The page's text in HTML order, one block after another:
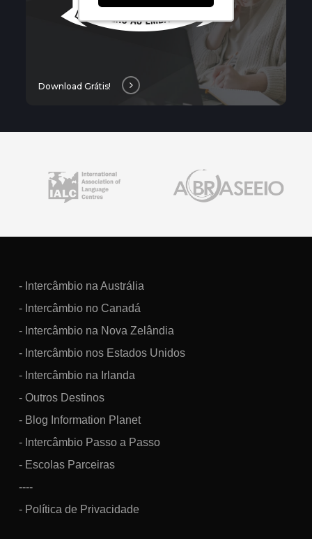
Download Grátis!
- Intercâmbio na Austrália
- Intercâmbio no Canadá
- Intercâmbio na Nova Zelândia
- Intercâmbio nos Estados Unidos
- Intercâmbio na Irlanda
- Outros Destinos
- Blog Information Planet
- Intercâmbio Passo a Passo
- Escolas Parceiras
----
- Política de Privacidade